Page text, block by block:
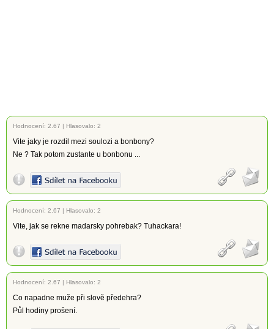
Hodnocení: 2.67 | Hlasovalo: 2
Vite jaky je rozdil mezi soulozi a bonbony?
Ne ? Tak potom zustante u bonbonu ...
Hodnocení: 2.67 | Hlasovalo: 2
Vite, jak se rekne madarsky pohrebak? Tuhackara!
Hodnocení: 2.67 | Hlasovalo: 2
Co napadne muže při slově předehra?
Půl hodiny prošení.